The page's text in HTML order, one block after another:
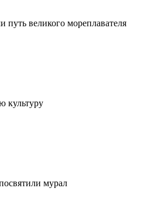
великого мореплавателя
культуру
мурал